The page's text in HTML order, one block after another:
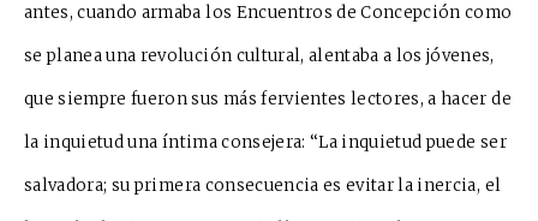
antes, cuando armaba los Encuentros de Concepción como
se planea una revolución cultural, alentaba a los jóvenes,
que siempre fueron sus más fervientes lectores, a hacer de
la inquietud una íntima consejera: “La inquietud puede ser
salvadora; su primera consecuencia es evitar la inercia, el